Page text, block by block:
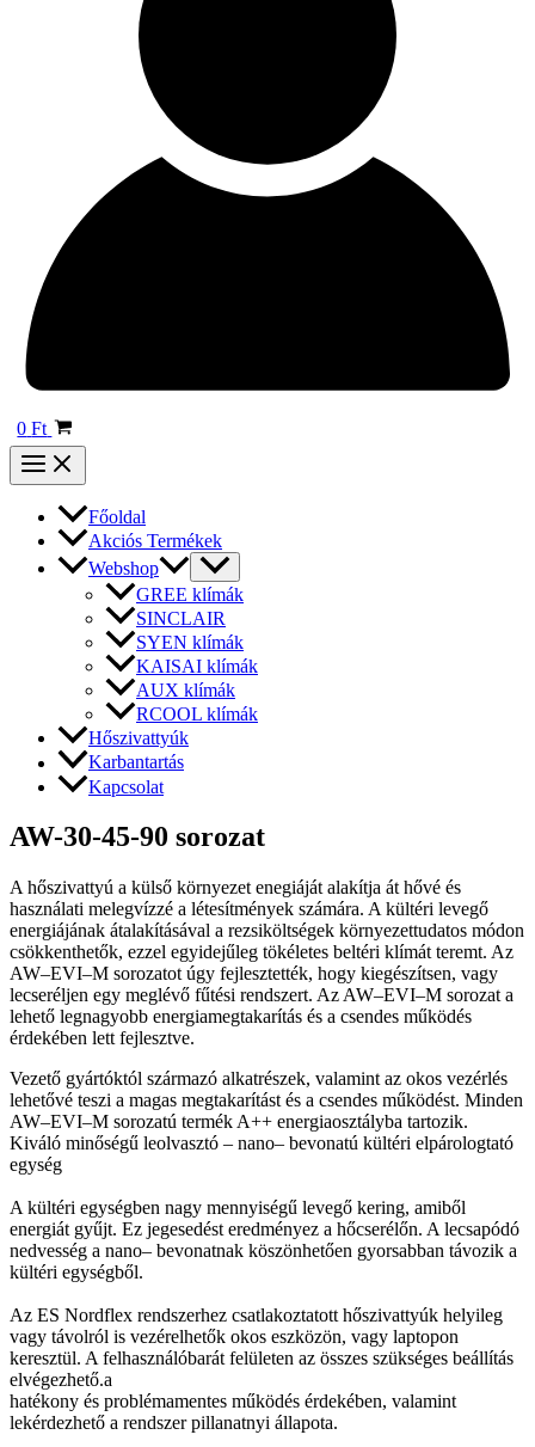
0 Ft
Főoldal
Akciós Termékek
Webshop
GREE klímák
SINCLAIR
SYEN klímák
KAISAI klímák
AUX klímák
RCOOL klímák
Hőszivattyúk
Karbantartás
Kapcsolat
AW-30-45-90 sorozat
A hőszivattyú a külső környezet enegiáját alakítja át hővé és
használati melegvízzé a létesítmények számára. A kültéri levegő
energiájának átalakításával a rezsiköltségek környezettudatos módon
csökkenthetők, ezzel egyidejűleg tökéletes beltéri klímát teremt. Az
AW–EVI–M sorozatot úgy fejlesztették, hogy kiegészítsen, vagy
lecseréljen egy meglévő fűtési rendszert. Az AW–EVI–M sorozat a
lehető legnagyobb energiamegtakarítás és a csendes működés
érdekében lett fejlesztve.
Vezető gyártóktól származó alkatrészek, valamint az okos vezérlés
lehetővé teszi a magas megtakarítást és a csendes működést. Minden
AW–EVI–M sorozatú termék A++ energiaosztályba tartozik.
Kiváló minőségű leolvasztó – nano– bevonatú kültéri elpárologtató
egység
A kültéri egységben nagy mennyiségű levegő kering, amiből
energiát gyűjt. Ez jegesedést eredményez a hőcserélőn. A lecsapódó
nedvesség a nano– bevonatnak köszönhetően gyorsabban távozik a
kültéri egységből.
Az ES Nordflex rendszerhez csatlakoztatott hőszivattyúk helyileg
vagy távolról is vezérelhetők okos eszközön, vagy laptopon
keresztül. A felhasználóbarát felületen az összes szükséges beállítás
elvégezhető.a
hatékony és problémamentes működés érdekében, valamint
lekérdezhető a rendszer pillanatnyi állapota.